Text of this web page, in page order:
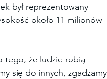
był reprezentowany
około 11 milionów
tego, że ludzie robią
się do innych, zgadzamy